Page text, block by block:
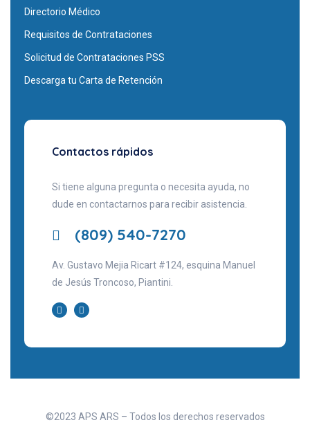
Directorio Médico
Requisitos de Contrataciones
Solicitud de Contrataciones PSS
Descarga tu Carta de Retención
Contactos rápidos
Si tiene alguna pregunta o necesita ayuda, no
dude en contactarnos para recibir asistencia.
(809) 540-7270
Av. Gustavo Mejia Ricart #124, esquina Manuel
de Jesús Troncoso, Piantini.
©2023 APS ARS – Todos los derechos reservados